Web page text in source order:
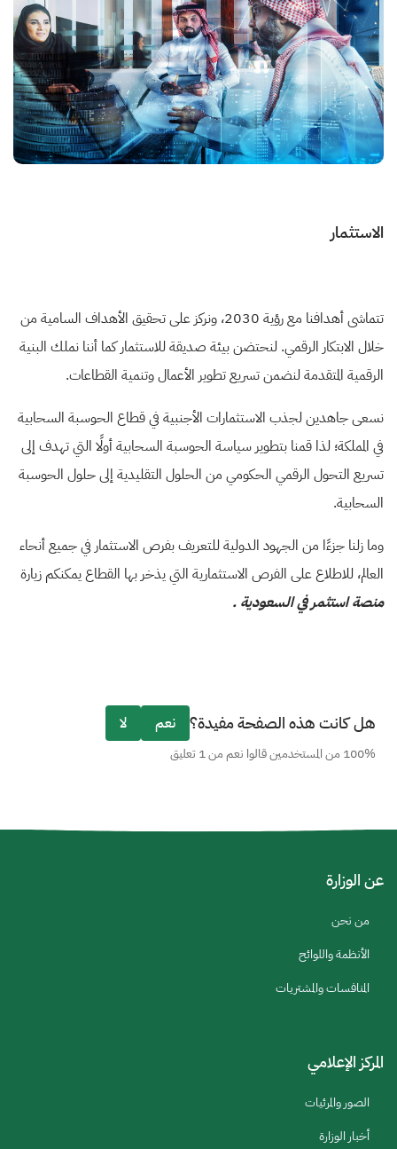
الاستثمار
تتماشى أهدافنا مع رؤية 2030، ونركز على تحقيق الأهداف السامية من
خلال الابتكار الرقمي. لنحتضن بيئة صديقة للاستثمار كما أننا نملك البنية
الرقمية المتقدمة لنضمن تسريع تطوير الأعمال وتنمية القطاعات.
نسعى جاهدين لجذب الاستثمارات الأجنبية في قطاع الحوسبة السحابية
في المملكة؛ لذا قمنا بتطوير سياسة الحوسبة السحابية أولًا التي تهدف إلى
تسريع التحول الرقمي الحكومي من الحلول التقليدية إلى حلول الحوسبة
السحابية.
وما زلنا جزءًا من الجهود الدولية للتعريف بفرص الاستثمار في جميع أنحاء
العالم، للاطلاع على الفرص الاستثمارية التي يذخر بها القطاع يمكنكم زيارة
منصة استثمر في السعودية .
هل كانت هذه الصفحة مفيدة؟ نعم لا
100% من المستخدمين قالوا نعم من 1 تعليق
عن الوزارة
من نحن
الأنظمة واللوائح
المنافسات والمشتريات
المركز الإعلامي
الصور والمرئيات
أخبار الوزارة